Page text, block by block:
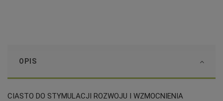
OPIS
CIASTO DO STYMULACJI ROZWOJU I WZMOCNIENIA